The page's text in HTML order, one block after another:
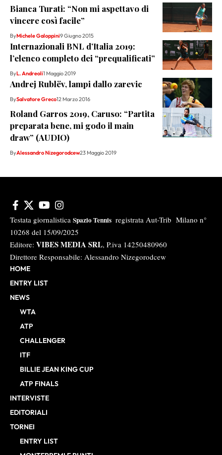
Bianca Turati: “Non mi aspettavo di
vincere così facile”
ByMichele Galoppini9 Giugno 2015
Internazionali BNL d’Italia 2019:
l’elenco completo dei “prequalificati”
ByL. Andreoli1 Maggio 2019
Andrej Rublëv, lampi dallo zarevic
BySalvatore Greco12 Marzo 2016
Roland Garros 2019, Caruso: “Partita
preparata bene, mi godo il main
draw” (AUDIO)
ByAlessandro Nizegorodcew23 Maggio 2019
Testata giornalistica Spazio Tennis registrata Aut-Trib Milano n°
10268 del 15/09/2025
Editore: VIBES MEDIA SRL, P.iva 14250480960
Direttore Responsabile: Alessandro Nizegorodcew
HOME
ENTRY LIST
NEWS
WTA
ATP
CHALLENGER
ITF
BILLIE JEAN KING CUP
ATP FINALS
INTERVISTE
EDITORIALI
TORNEI
ENTRY LIST